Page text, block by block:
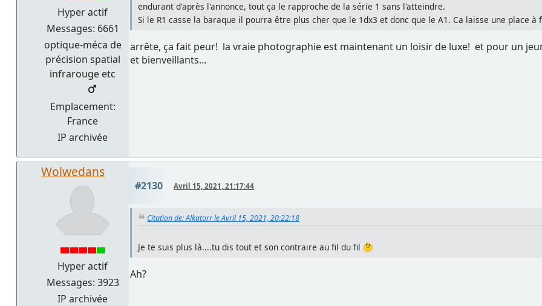
Hyper actif
Messages: 6661
optique-méca de
précision spatial
infrarouge etc
Emplacement:
France
IP archivée
endurant d'après l'annonce, tout ça le rapproche de la série 1 sans l'atteindre.
Si le R1 casse la baraque il pourra être plus cher que le 1dx3 et donc que le A1. Ca laisse une place
arrête, ça fait peur! la vraie photographie est maintenant un loisir de luxe! et pour un
et bienveillants...
Wolwedans
Hyper actif
Messages: 3923
IP archivée
#2130 Avril 15, 2021, 21:17:44
Citation de: Alkatorr le Avril 15, 2021, 20:22:18
Je te suis plus là....tu dis tout et son contraire au fil du fil 🤔
Ah?